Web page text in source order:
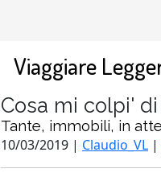
Viaggiare
Cosa mi colpi'
Tante, immobili, in
10/03/2019 | Claudio_VL |